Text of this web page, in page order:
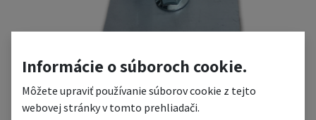
Informácie o súboroch cookie.
Môžete upraviť používanie súborov cookie z tejto
webovej stránky v tomto prehliadači.